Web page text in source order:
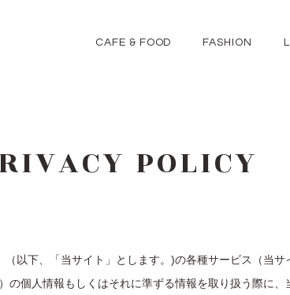
CAFE & FOOD FASHION
POLICY
（以下、「当サイト」とします。)の各種サービス（当
個人情報もしくはそれに準ずる情報を取り扱う際に、